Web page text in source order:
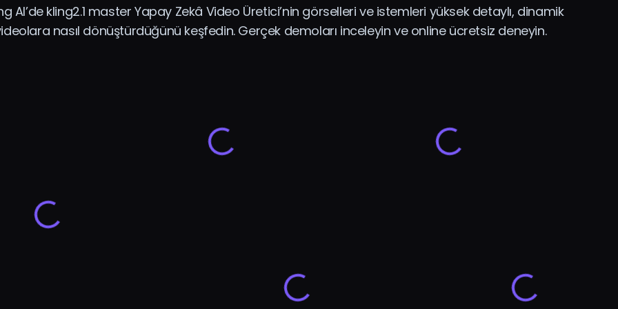
AI’de kling2.1 master Yapay Zekâ Video Üretici’nin görselleri ve istemleri yüksek detaylı, dinamik
nasıl dönüştürdüğünü keşfedin. Gerçek demoları inceleyin ve online ücretsiz deneyin.